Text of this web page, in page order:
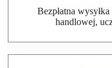
Bezpłatna
handlowej,